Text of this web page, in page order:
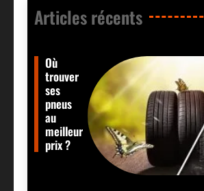
Articles récents​
Où
trouver
ses
pneus
au
meilleur
prix ?